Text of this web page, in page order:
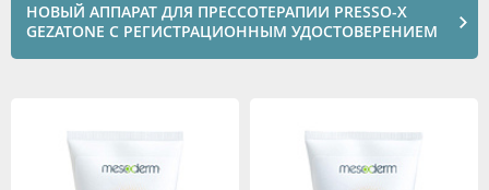
НОВЫЙ АППАРАТ ДЛЯ ПРЕССОТЕРАПИИ PRESSO-X
GEZATONE С РЕГИСТРАЦИОННЫМ УДОСТОВЕРЕНИЕМ